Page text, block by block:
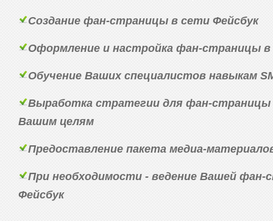
Создание фан-страницы в сети Фейсбук
Оформление и настройка фан-страницы в
Обучение Ваших специалистов навыкам
Выработка стратегии для фан-страницы
Вашим целям
Предоставление пакета медиа-
При необходимости - ведение Вашей фан-
Фейсбук